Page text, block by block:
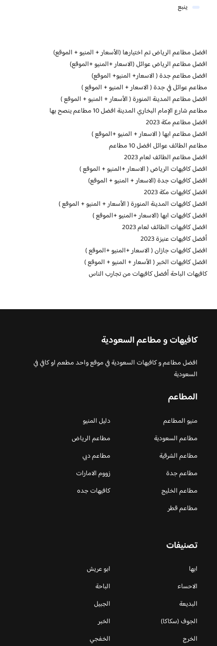
ينبع
افضل مطاعم الرياض تم اختيارها (الأسعار + المنيو + الموقع)
افضل مطاعم الرياض عوائل (الاسعار +المنيو +الموقع)
افضل مطاعم جدة ( الاسعار+ المنيو+ الموقع)
مطاعم عوائل في جدة ( الاسعار + المنيو + الموقع )
افضل مطاعم المدينة المنورة ( الأسعار + المنيو + الموقع )
مطاعم شارع الإمام البخاري المدينة افضل 10 مطاعم ينصح بها
افضل مطاعم مكة 2023
افضل مطاعم ابها ( الاسعار + المنيو +الموقع )
مطاعم الطائف عوائل افضل 10 مطاعم
افضل مطاعم الطائف لعام 2023
افضل كافيهات الرياض ( الاسعار +المنيو + الموقع )
افضل كافيهات جدة (الاسعار + المنيو + الموقع)
افضل كافيهات مكة 2023
افضل كافيهات المدينة المنورة ( الأسعار + المنيو + الموقع )
افضل كافيهات ابها (الاسعار +المنيو +الموقع )
افضل كافيهات الطائف لعام 2023
أفضل كافيهات عنيزة 2023
افضل كافيهات جازان ( الاسعار +المنيو +الموقع )
افضل كافيهات الخبر ( الأسعار + المنيو + الموقع )
كافيهات الباحة أفضل كافيهات من تجارب الناس
كافيهات و مطاعم السعودية
افضل مطاعم و كافيهات السعودية في موقع واحد مطعم او كافي في
السعودية
المطاعم
منيو المطاعم
دليل المنيو
مطاعم السعودية
مطاعم الرياض
مطاعم الشرقية
مطاعم دبي
مطاعم جدة
زووم الامارات
مطاعم الخليج
كافيهات جده
مطاعم قطر
تصنيفات
ابها
ابو عريش
الاحساء
الباحة
البديعة
الجبيل
الجوف (سكاكا)
الخبر
الخرج
الخفجي